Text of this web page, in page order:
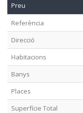
Preu
Referència
Direcció
Habitacions
Banys
Places
Superfície Total